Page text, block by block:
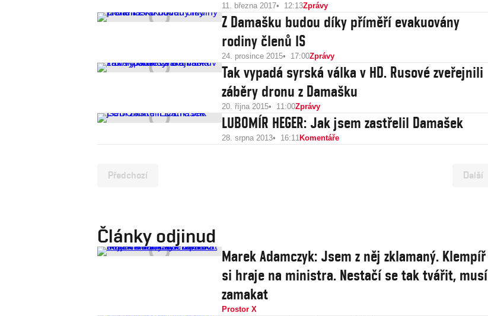
11. března 2017 12:13Zprávy
Z Damašku budou díky příměří evakuovány
rodiny členů IS
24. prosince 2015 17:00Zprávy
Tak vypadá syrská válka v HD. Rusové zveřejnili
záběry dronu z Damašku
20. října 2015 11:00Zprávy
LUBOMÍR HEGER: Jak jsem zastřelil Damašek
28. srpna 2013 16:11Komentáře
Předchozí Další
Články odjinud
Marek Adamczyk: Jsem z něj zklamaný. Klempíř
si hraje na ministra. Nestačí se tak tvářit, musí
zamakat
Prostor X